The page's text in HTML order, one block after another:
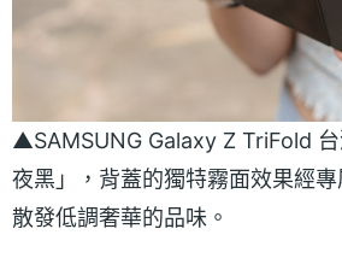
▲SAMSUNG Galaxy Z TriFold
夜黑」，背蓋的獨特霧面效果經專
散發低調奢華的品味。